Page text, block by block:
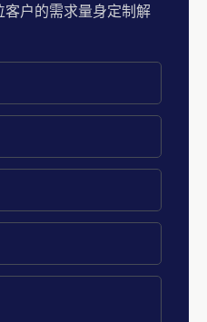
户的需求量身定制解